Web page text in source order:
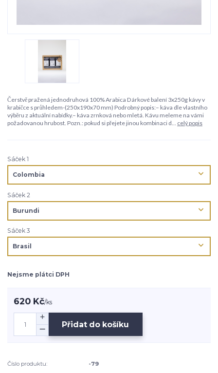
Čerstvě pražená jednodruhová 100% Arabica Dárkové balení 3x250g kávy v
krabičce s průhledem-(250x190x70 mm) Podrobný popis:– káva dle vlastního
výběru z aktuální nabídky.– káva zrnková nebo mletá. Kávu meleme na vámi
požadovanou hrubost. Pozn.: pokud si přejete jinou kombinaci d... celý popis
Sáček 1
Sáček 2
Sáček 3
Nejsme plátci DPH
620 Kč/ks
Přidat do košíku
Číslo produktu: -79